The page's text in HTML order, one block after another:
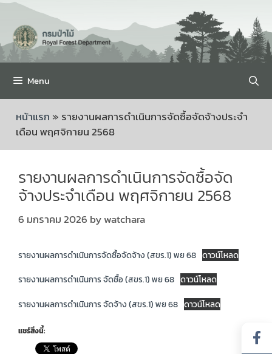
Menu
หน้าแรก » รายงานผลการดำเนินการจัดซื้อจัดจ้างประจำ
เดือน พฤศจิกายน 2568
รายงานผลการดำเนินการจัดซื้อจัด
จ้างประจำเดือน พฤศจิกายน 2568
6 มกราคม 2026 bywatchara
รายงานผลการดำเนินการจัดซื้อจัดจ้าง (สขร.1) พย 68 ดาวน์โหลด
รายงานผลการดำเนินการ จัดซื้อ (สขร.1) พย 68 ดาวน์โหลด
รายงานผลการดำเนินการ จัดจ้าง (สขร.1) พย 68 ดาวน์โหลด
แชร์สิ่งนี้: